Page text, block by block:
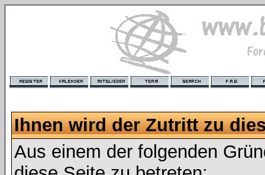
Ihnen wird der Zutritt zu
Aus einem der folgenden